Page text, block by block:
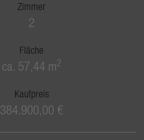
Zimmer
2
Fläche
ca. 57,44 m2
Kaufpreis
384.900,00 €